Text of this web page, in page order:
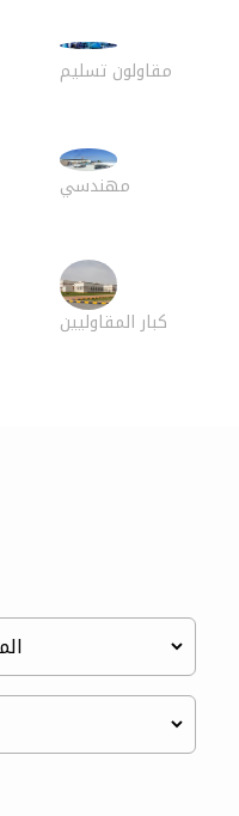
مقاولون تسليم
مهندسي
كبار المقاوليين